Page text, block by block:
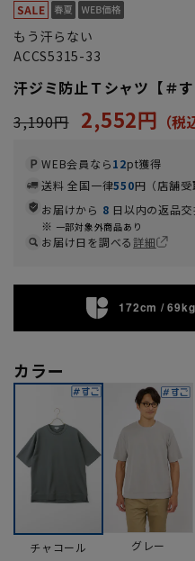
もう汗らない
ACCS5315-33
汗ジミ防止Ｔシャツ【＃
3,190円 2,552円
WEB会員なら12pt獲得
送料 全国一律550円（店舗受
お届けから 8 日以内の返品
一部対象外商品あり
お届け日を調べる詳細
172cm / 69kg
カラー
チャコール グレー